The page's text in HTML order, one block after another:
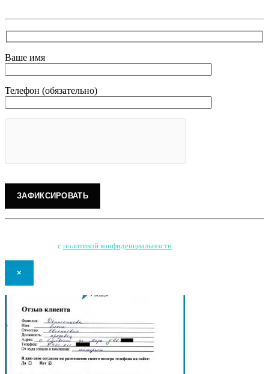
Ваше имя
Телефон (обязательно)
с политикой конфиденциальности
×